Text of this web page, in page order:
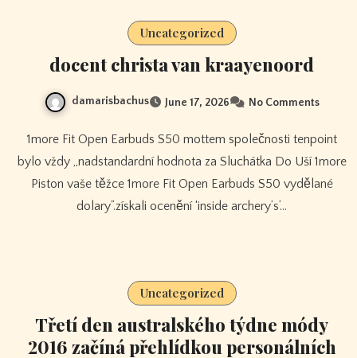
Uncategorized
docent christa van kraayenoord
damarisbachus June 17, 2026 No Comments
1more Fit Open Earbuds S50 mottem společnosti tenpoint
bylo vždy „nadstandardní hodnota za Sluchátka Do Uší 1more
Piston vaše těžce 1more Fit Open Earbuds S50 vydělané
dolary”.získali ocenění ‘inside archery’s’…
Uncategorized
Třetí den australského týdne módy
2016 začíná přehlídkou personálních